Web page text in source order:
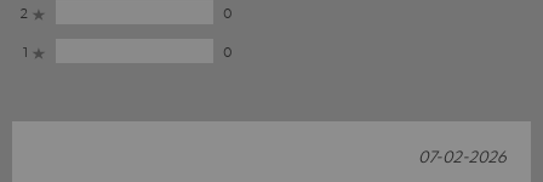
2
0
1
0
07-02-2026